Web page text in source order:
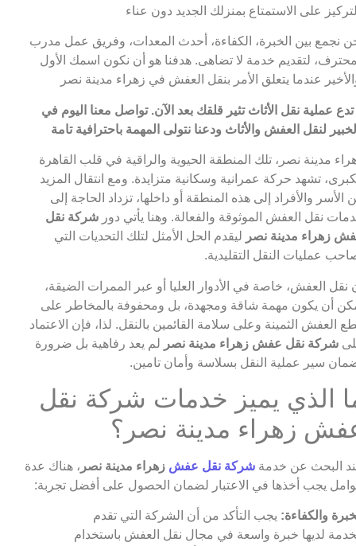
نجمع بين الخبرة، الكفاءة، أحدث المعدات، وفريق عمل مدرب
لتقديم خدمة لا تضاهى. هدفنا هو أن نكون اسمك الأول
تدع عملية نقل الأثاث تثير قلقك بعد الآن. تواصل معنا اليوم في
مدينة نصر، تلك المنطقة الحيوية والراقية في قلب القاهرة
تشهد حركة عمرانية وسكانية متزايدة. ومع انتقال المزيد
الأسر والأفراد إلى هذه المنطقة أو داخلها، تزداد الحاجة إلى
نقل العفش الموثوقة والفعالة. وهنا يأتي دور شركة نقل
زهراء مدينة نصر ليقدم الحل الأمثل لتلك التحديات التي
عمليات النقل التقليدية.
نقل العفش، خاصة في الأدوار العليا أو عبر الممرات الضيقة،
أن يكون مهمة شاقة ومجهدة، بل ومحفوفة بالمخاطر على
العفش الثمينة وعلى سلامة القائمين بالنقل. لذا، فإن الاعتماد
شركة نقل عفش زهراء مدينة نصر لم يعد رفاهية بل ضرورة
سير عملية النقل بسلاسة وأمان تامين.
الذي يميز خدمات شركة نقل
زهراء مدينة نصر؟
البحث عن خدمة شركة نقل عفش زهراء مدينة نصر ، هناك عدة
يجب أخذها في الاعتبار لضمان الحصول على أفضل تجربة:
والكفاءة: يجب التأكد من أن الشركة التي تقدم
لديها خبرة واسعة في مجال نقل العفش باستخدام